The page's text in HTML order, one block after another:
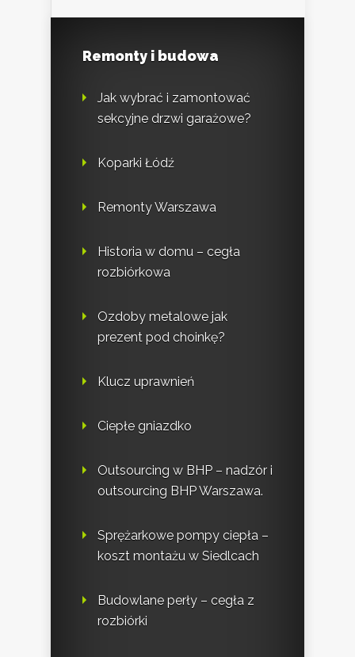
Remonty i budowa
Jak wybrać i zamontować
sekcyjne drzwi garażowe?
Koparki Łódź
Remonty Warszawa
Historia w domu – cegła
rozbiórkowa
Ozdoby metalowe jak
prezent pod choinkę?
Klucz uprawnień
Ciepłe gniazdko
Outsourcing w BHP – nadzór i
outsourcing BHP Warszawa.
Sprężarkowe pompy ciepła –
koszt montażu w Siedlcach
Budowlane perły – cegła z
rozbiórki